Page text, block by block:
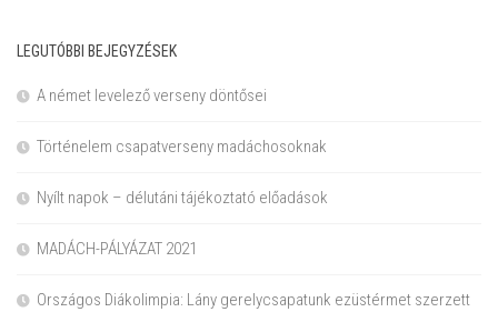
LEGUTÓBBI BEJEGYZÉSEK
A német levelező verseny döntősei
Történelem csapatverseny madáchosoknak
Nyílt napok – délutáni tájékoztató előadások
MADÁCH-PÁLYÁZAT 2021
Országos Diákolimpia: Lány gerelycsapatunk ezüstérmet szerzett